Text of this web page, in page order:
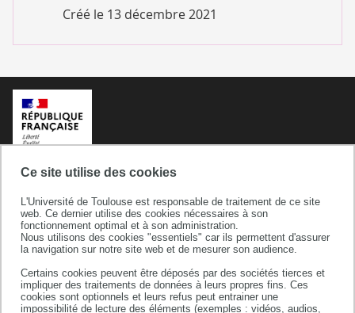
Ce site utilise des cookies
L'Université de Toulouse est responsable de traitement de ce site
web. Ce dernier utilise des cookies nécessaires à son
fonctionnement optimal et à son administration.
Nous utilisons des cookies "essentiels" car ils permettent d'assurer
la navigation sur notre site web et de mesurer son audience.
Certains cookies peuvent être déposés par des sociétés tierces et
impliquer des traitements de données à leurs propres fins. Ces
cookies sont optionnels et leurs refus peut entrainer une
impossibilité de lecture des éléments (exemples : vidéos, audios,
Créé le 13 décembre 2021
Université de Toulouse
118 route de Narbonne